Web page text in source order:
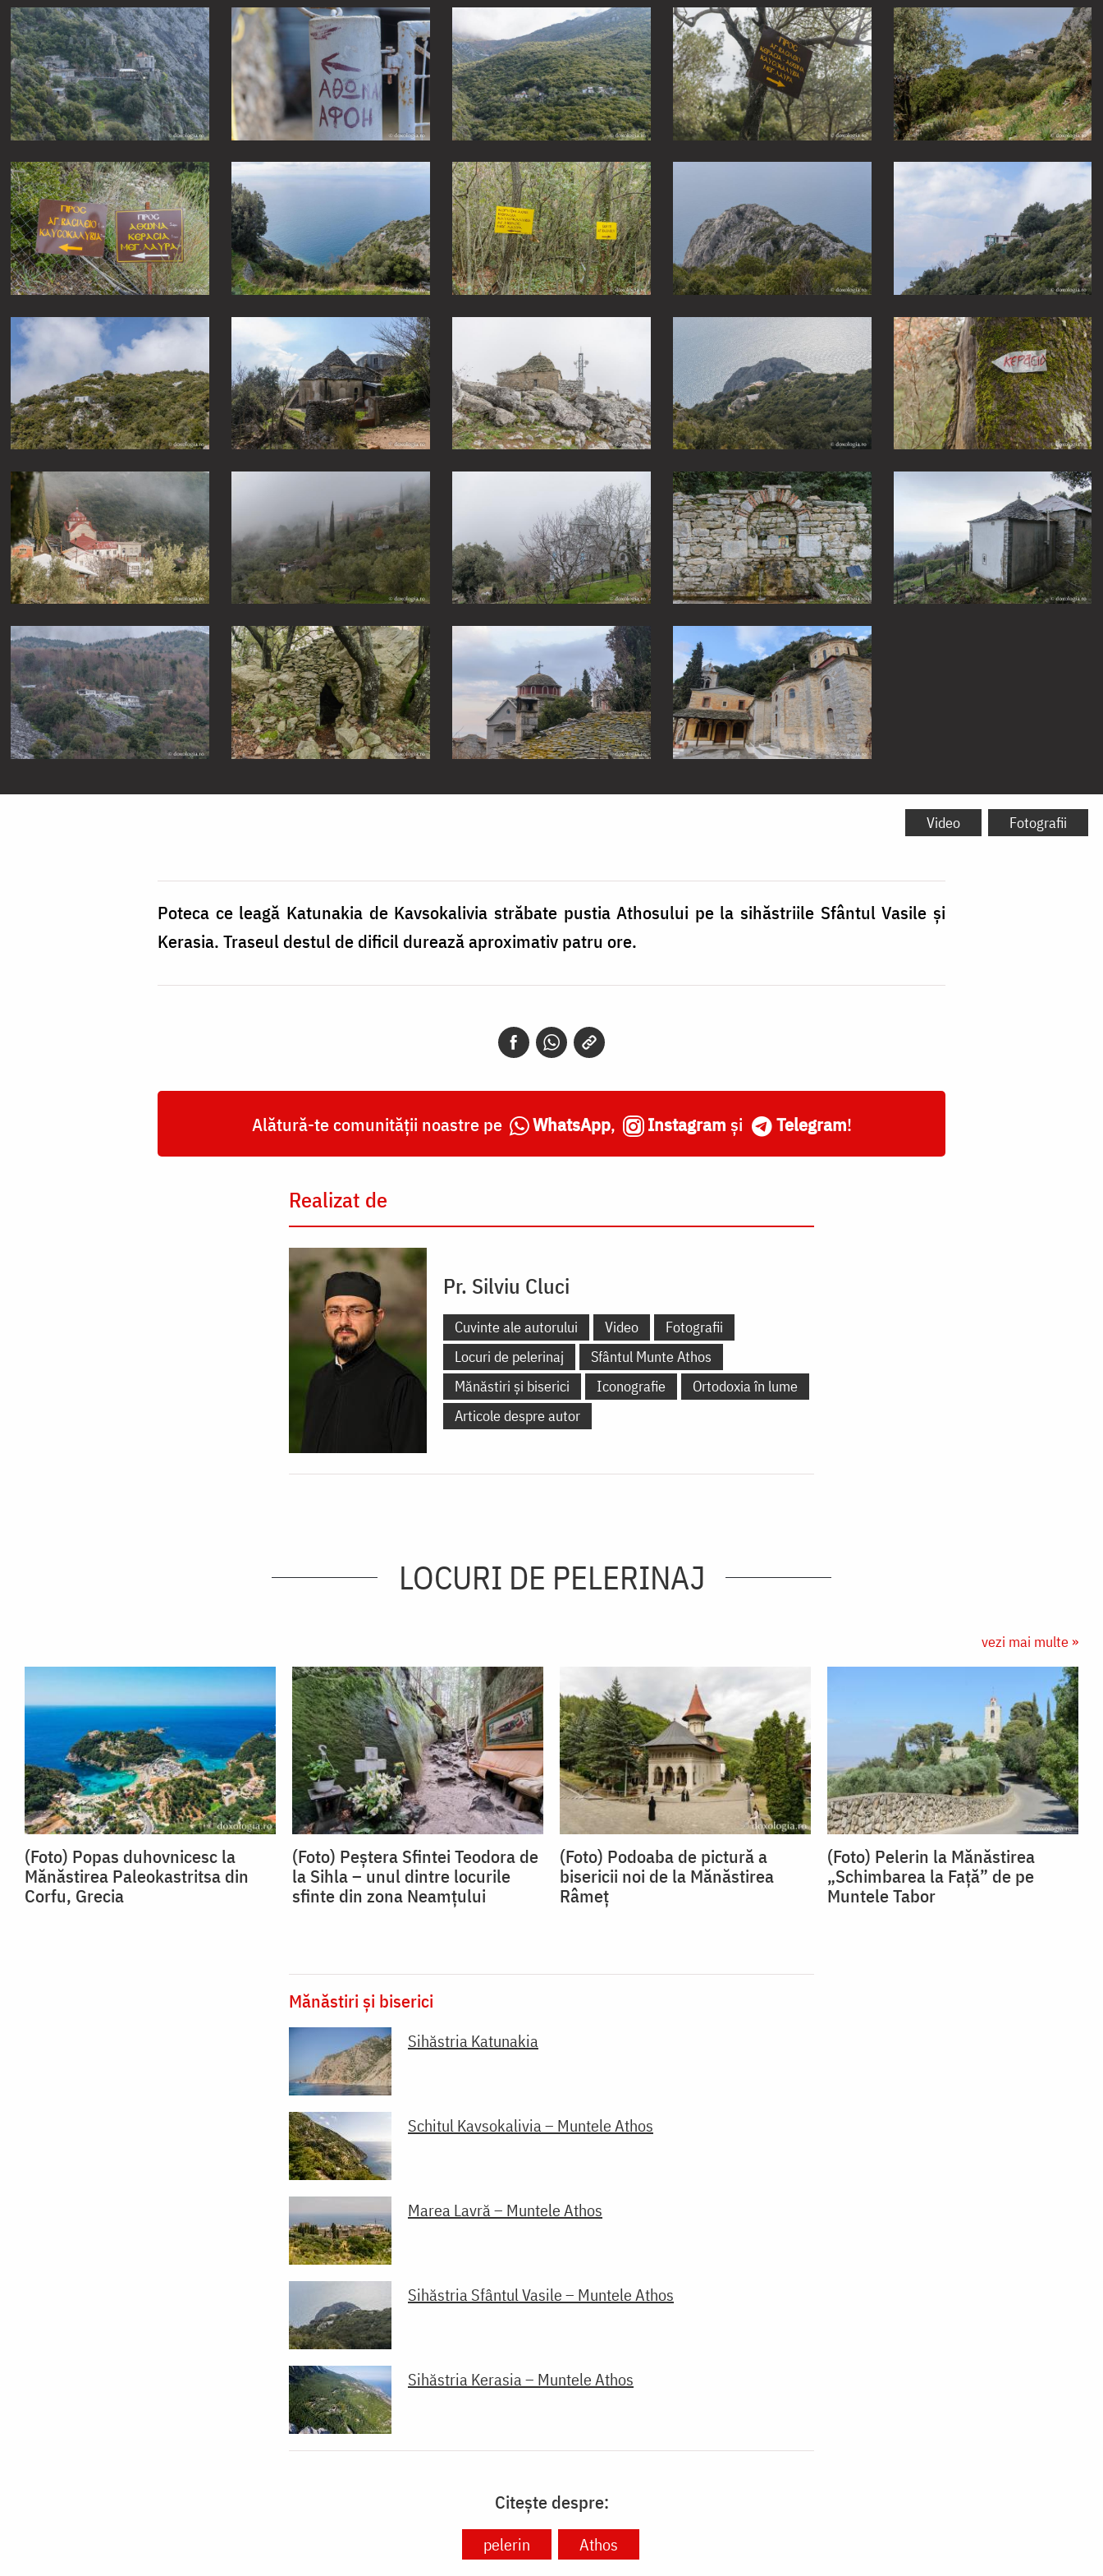
Video Fotografii
Poteca ce leagă Katunakia de Kavsokalivia străbate pustia Athosului pe la sihăstriile Sfântul Vasile şi
Kerasia. Traseul destul de dificil durează aproximativ patru ore.
Alătură-te comunității noastre pe WhatsApp, Instagram și Telegram!
Realizat de
Pr. Silviu Cluci
Cuvinte ale autorului Video
Fotografii
Locuri de pelerinaj
Sfântul Munte Athos
Mănăstiri și biserici
Iconografie
Ortodoxia în lume
Articole despre autor
LOCURI DE PELERINAJ
vezi mai multe »
(Foto) Popas duhovnicesc la
Mănăstirea Paleokastritsa din
Corfu, Grecia
(Foto) Peștera Sfintei Teodora de
la Sihla – unul dintre locurile
sfinte din zona Neamțului
(Foto) Podoaba de pictură a
bisericii noi de la Mănăstirea
Râmeț
(Foto) Pelerin la Mănăstirea
„Schimbarea la Față” de pe
Muntele Tabor
Mănăstiri și biserici
Sihăstria Katunakia
Schitul Kavsokalivia – Muntele Athos
Marea Lavră – Muntele Athos
Sihăstria Sfântul Vasile – Muntele Athos
Sihăstria Kerasia – Muntele Athos
Citește despre:
pelerin Athos